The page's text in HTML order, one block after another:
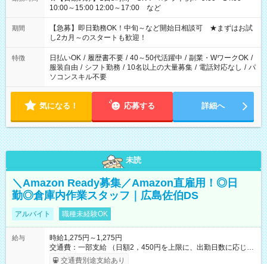
10:00～15:00 12:00～17:00 など
期間
【急募】即日勤務OK！中旬～など開始日相談可 ★まずはお試
し2カ月～のスタートも歓迎！
特徴 日払いOK / 履歴書不要 / 40～50代活躍中 / 副業・WワークOK /
服装自由 / シフト勤務 / 10名以上の大量募集 / 電話対応なし / パ
ソコンスキル不要
気になる！ 応募する 詳細へ
未読
＼Amazon Ready募集／Amazon直雇用！◎日
勤◎倉庫内作業スタッフ｜広島佐伯DS
アルバイト 職種未経験OK
給与
時給1,275円～1,275円
交通費：一部支給 （日額2，450円を上限に、出勤日数に応じて
実費支給） ※22:00～翌5:00までは時給25%UP！ ■給与前払い
交通費別途支給あり